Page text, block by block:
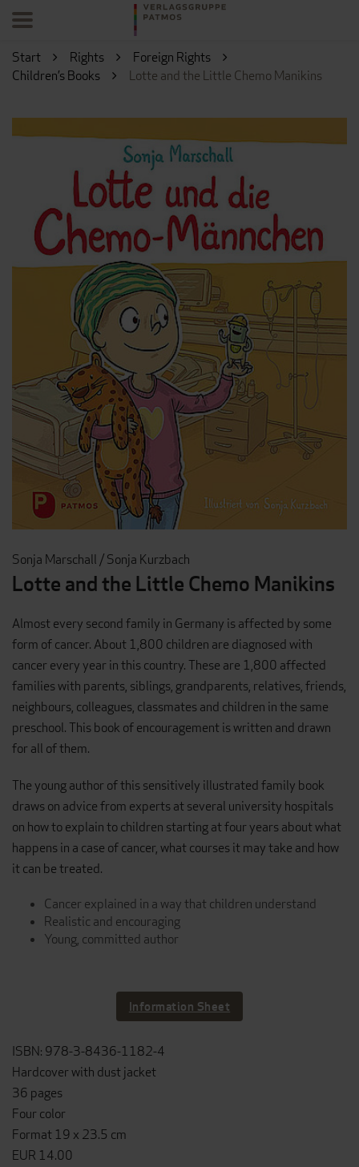
Start Rights
Foreign Rights
Children’s Books
Lotte and the Little Chemo Manikins
Sonja Marschall / Sonja Kurzbach
Lotte and the Little Chemo Manikins
Almost every second family in Germany is affected by some
form of cancer. About 1,800 children are diagnosed with
cancer every year in this country. These are 1,800 affected
families with parents, siblings, grandparents, relatives, friends,
neighbours, colleagues, classmates and children in the same
preschool. This book of encouragement is written and drawn
for all of them.
The young author of this sensitively illustrated family book
draws on advice from experts at several university hospitals
on how to explain to children starting at four years about what
happens in a case of cancer, what courses it may take and how
it can be treated.
Cancer explained in a way that children understand
Realistic and encouraging
Young, committed author
Information Sheet
ISBN: 978-3-8436-1182-4
Hardcover with dust jacket
36 pages
Four color
Format 19 x 23.5 cm
EUR 14.00